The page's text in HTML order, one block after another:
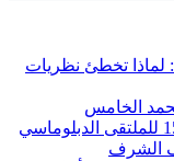
لماذا تخطئ نظريات
الخامس
المؤسسة الدبلوماسية تنظم الدورة 156 للملتقى الدبلوماسي